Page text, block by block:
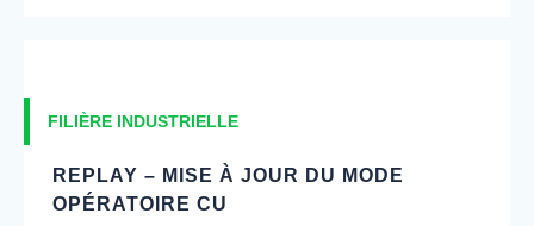
FILIÈRE INDUSTRIELLE
REPLAY – MISE À JOUR DU MODE
OPÉRATOIRE CU